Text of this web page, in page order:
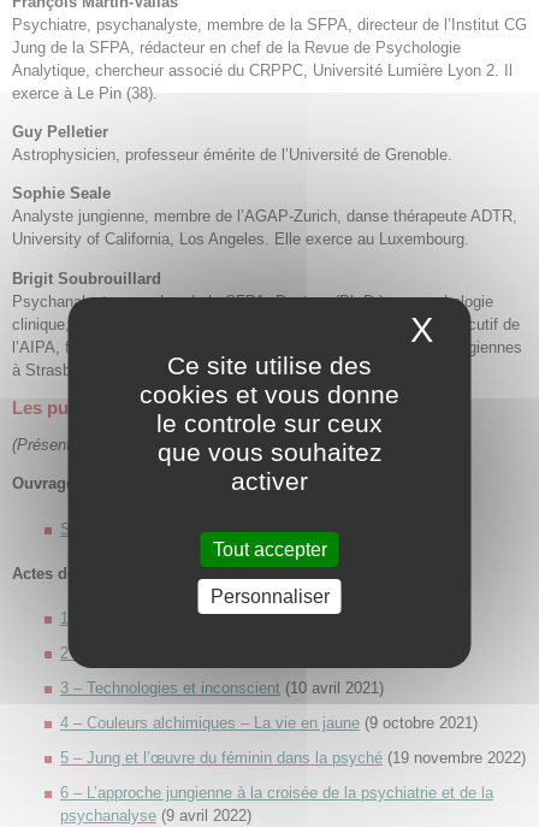
Psychiatre, psychanalyste, membre de la SFPA, directeur de l’Institut CG
Jung de la SFPA, rédacteur en chef de la Revue de Psychologie
Analytique, chercheur associé du CRPPC, Université Lumière Lyon 2. Il
exerce à Le Pin (38).
Guy Pelletier
Astrophysicien, professeur émérite de l’Université de Grenoble.
Sophie Seale
Analyste jungienne, membre de l’AGAP-Zurich, danse thérapeute ADTR,
University of California, Los Angeles. Elle exerce au Luxembourg.
Brigit Soubrouillard
Psychanalyste, membre de la SFPA, Docteur (Ph.D.) en psychologie
clinique, ancienne présidente de la SFPA, membre du comité exécutif de
l’AIPA, fondatrice et présidente du Centre Européen d’Études Jungiennes
à Strasbourg. Elle exerce à Strasbourg (67).
Les publications de la SFPA
(Présentées sur le site EFJ)
Ouvrage
Superviser et être supervisé
Actes des colloques
1 – Jung et l’alchimie du temps(16 novembre 2019)
2 – Dissidence en psychanalyse
3 – Technologies et inconscient (10 avril 2021)
4 – Couleurs alchimiques – La vie en jaune (9 octobre 2021)
5 – Jung et l’œuvre du féminin dans la psyché (19 novembre 2022)
6 – L’approche jungienne à la croisée de la psychiatrie et de la
psychanalyse (9 avril 2022)
Ce site utilise des
cookies et vous donne
le controle sur ceux
que vous souhaitez
activer
Tout accepter
Personnaliser
X